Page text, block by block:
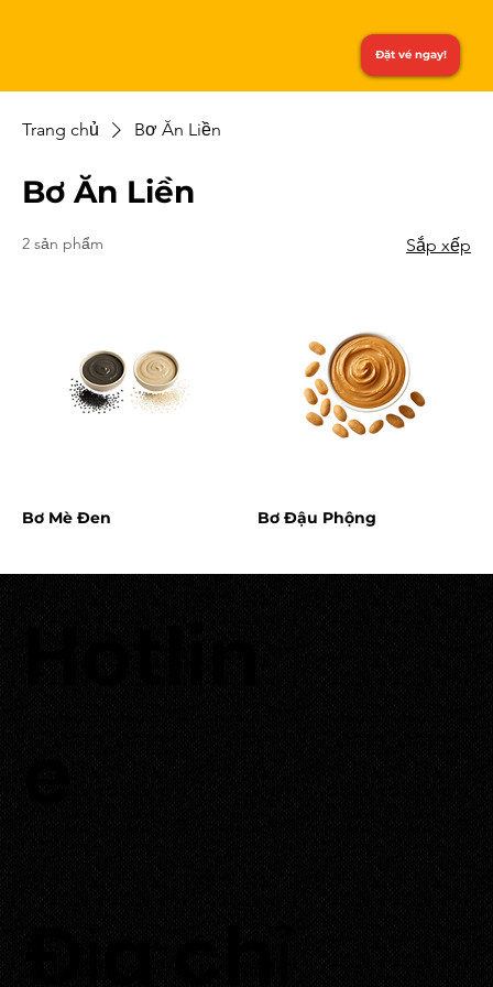
Đặt vé ngay!
Trang chủ Bơ Ăn Liền
Bơ Ăn Liền
2 sản phẩm Sắp xếp
Bơ Mè Đen Bơ Đậu Phộng
Hotlin
e
0933 700 226
​Địa chỉ
Thôn Tuấn Tú, xã An Hải,
huyện Ninh Phước, tỉnh Ninh Thuận.